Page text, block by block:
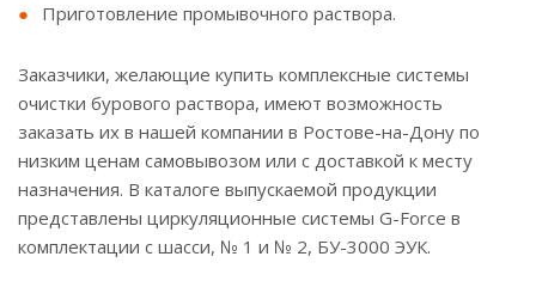
Приготовление промывочного раствора.
Заказчики, желающие купить комплексные системы
очистки бурового раствора, имеют возможность
заказать их в нашей компании в Ростове-на-Дону по
низким ценам самовывозом или с доставкой к месту
назначения. В каталоге выпускаемой продукции
представлены циркуляционные системы G-Force в
комплектации c шасси, № 1 и № 2, БУ-3000 ЭУК.